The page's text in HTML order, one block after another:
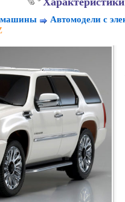
машины Автомодели с